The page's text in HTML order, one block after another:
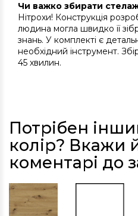
Чи важко збирати
Нітрохи! Конструкція
людина могла швидко її
знань. У комплекті є
необхідний інструмент.
45 хвилин.
Потрібен
колір? Вкажи
коментарі до